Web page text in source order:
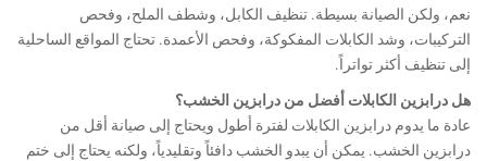
نعم، ولكن الصيانة بسيطة. تنظيف الكابل، وشطف الملح، وفحص
التركيبات، وشد الكابلات المفكوكة، وفحص الأعمدة. تحتاج المواقع الساحلية
إلى تنظيف أكثر تواتراً.
هل درابزين الكابلات أفضل من درابزين الخشب؟
عادة ما يدوم درابزين الكابلات لفترة أطول ويحتاج إلى صيانة أقل من
درابزين الخشب. يمكن أن يبدو الخشب دافئاً وتقليدياً، ولكنه يحتاج إلى ختم